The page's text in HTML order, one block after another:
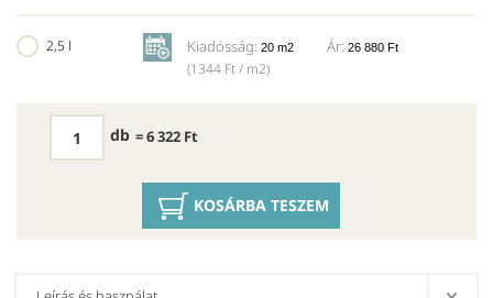
2,5 l Kiadósság: 20 m2
(1344 Ft / m2)
Ár: 26 880 Ft
db = 6 322 Ft
KOSÁRBA TESZEM